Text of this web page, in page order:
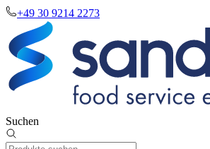
+49 30 9214 2273
Suchen